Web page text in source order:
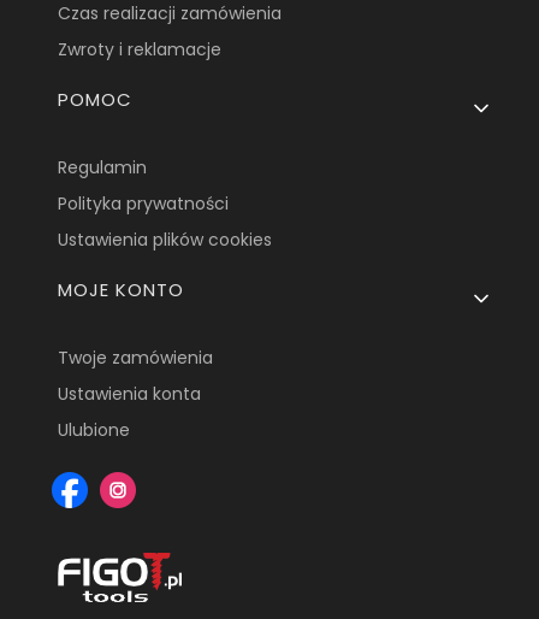
Czas realizacji zamówienia
Zwroty i reklamacje
POMOC
Regulamin
Polityka prywatności
Ustawienia plików cookies
MOJE KONTO
Twoje zamówienia
Ustawienia konta
Ulubione